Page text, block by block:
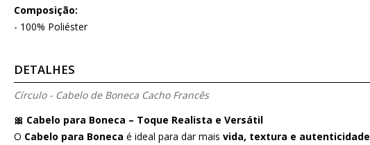
Composição:
- 100% Poliéster
DETALHES
Círculo - Cabelo de Boneca Cacho Francês
🎀 Cabelo para Boneca – Toque Realista e Versátil
O Cabelo para Boneca é ideal para dar mais vida, textura e autenticidade